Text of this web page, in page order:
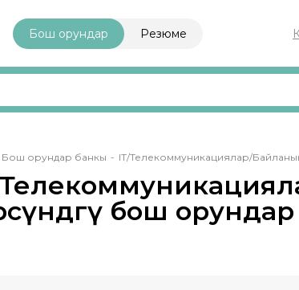
Бош орундар Резюме
Бош орундар банкы IT/Телекоммуникациялар/
бош орундар